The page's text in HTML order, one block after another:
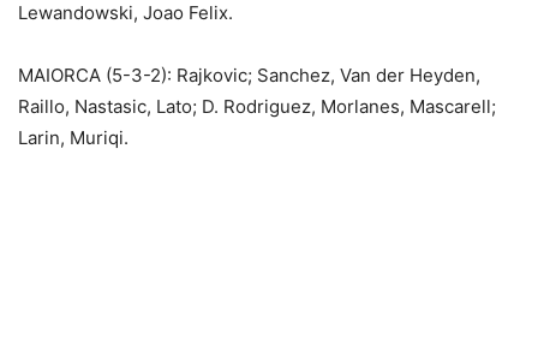
Lewandowski, Joao Felix.
MAIORCA (5-3-2): Rajkovic; Sanchez, Van der Heyden,
Raillo, Nastasic, Lato; D. Rodriguez, Morlanes, Mascarell;
Larin, Muriqi.